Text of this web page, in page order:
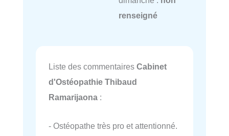
renseigné
Liste des commentaires Cabinet
d'Ostéopathie Thibaud
Ramarijaona :
- Ostéopathe très pro et attentionné.